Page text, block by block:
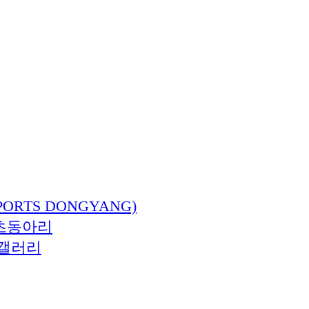
DONGYANG)
동아리
러리